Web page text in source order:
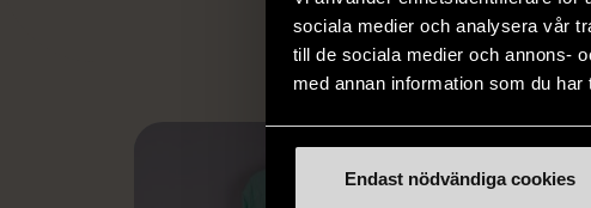
sociala medier och analysera vår
till de sociala medier och annons-
med annan information som du
Endast nödvändiga cookies